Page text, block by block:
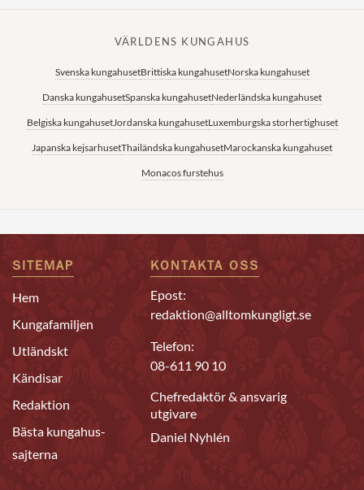
VÄRLDENS KUNGAHUS
Svenska kungahusetBrittiska kungahusetNorska kungahuset
Danska kungahusetSpanska kungahusetNederländska kungahuset
Belgiska kungahusetJordanska kungahusetLuxemburgska storhertighuset
Japanska kejsarhusetThailändska kungahusetMarockanska kungahuset
Monacos furstehus
SITEMAP
Hem
Kungafamiljen
Utländskt
Kändisar
Redaktion
Bästa kungahus-
sajterna
KONTAKTA OSS
Epost:
redaktion@alltomkungligt.se
Telefon:
08-611 90 10
Chefredaktör & ansvarig
utgivare
Daniel Nyhlén